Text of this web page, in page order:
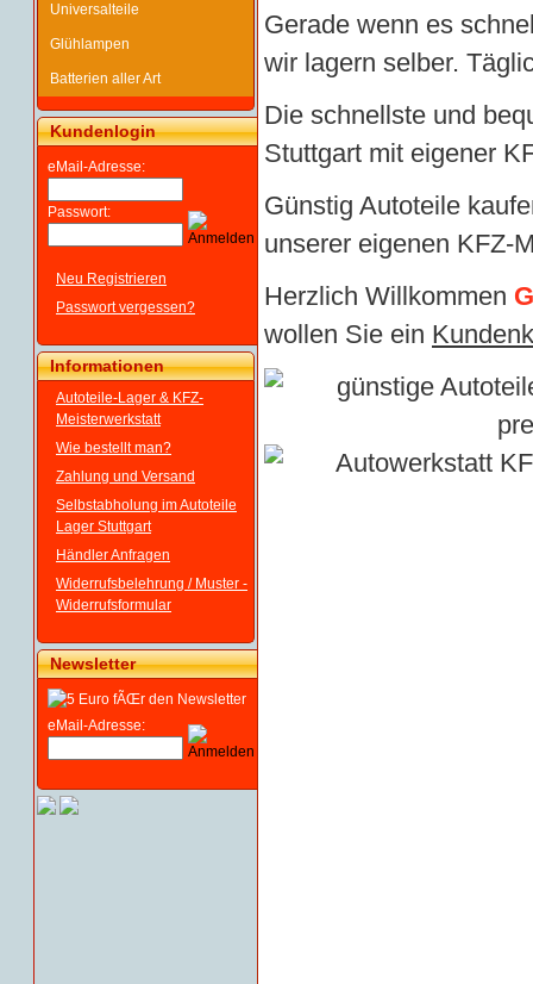
Universalteile
Glühlampen
Batterien aller Art
Kundenlogin
eMail-Adresse:
Passwort:
Neu Registrieren
Passwort vergessen?
Informationen
Autoteile-Lager & KFZ-
Meisterwerkstatt
Wie bestellt man?
Zahlung und Versand
Selbstabholung im Autoteile
Lager Stuttgart
Händler Anfragen
Widerrufsbelehrung / Muster -
Widerrufsformular
Newsletter
eMail-Adresse:
Gerade wenn es
wir lagern selber.
Die schnellste und
Stuttgart mit eigener
Günstig Autoteile
unserer eigenen KFZ-
Herzlich Willkommen
wollen Sie ein